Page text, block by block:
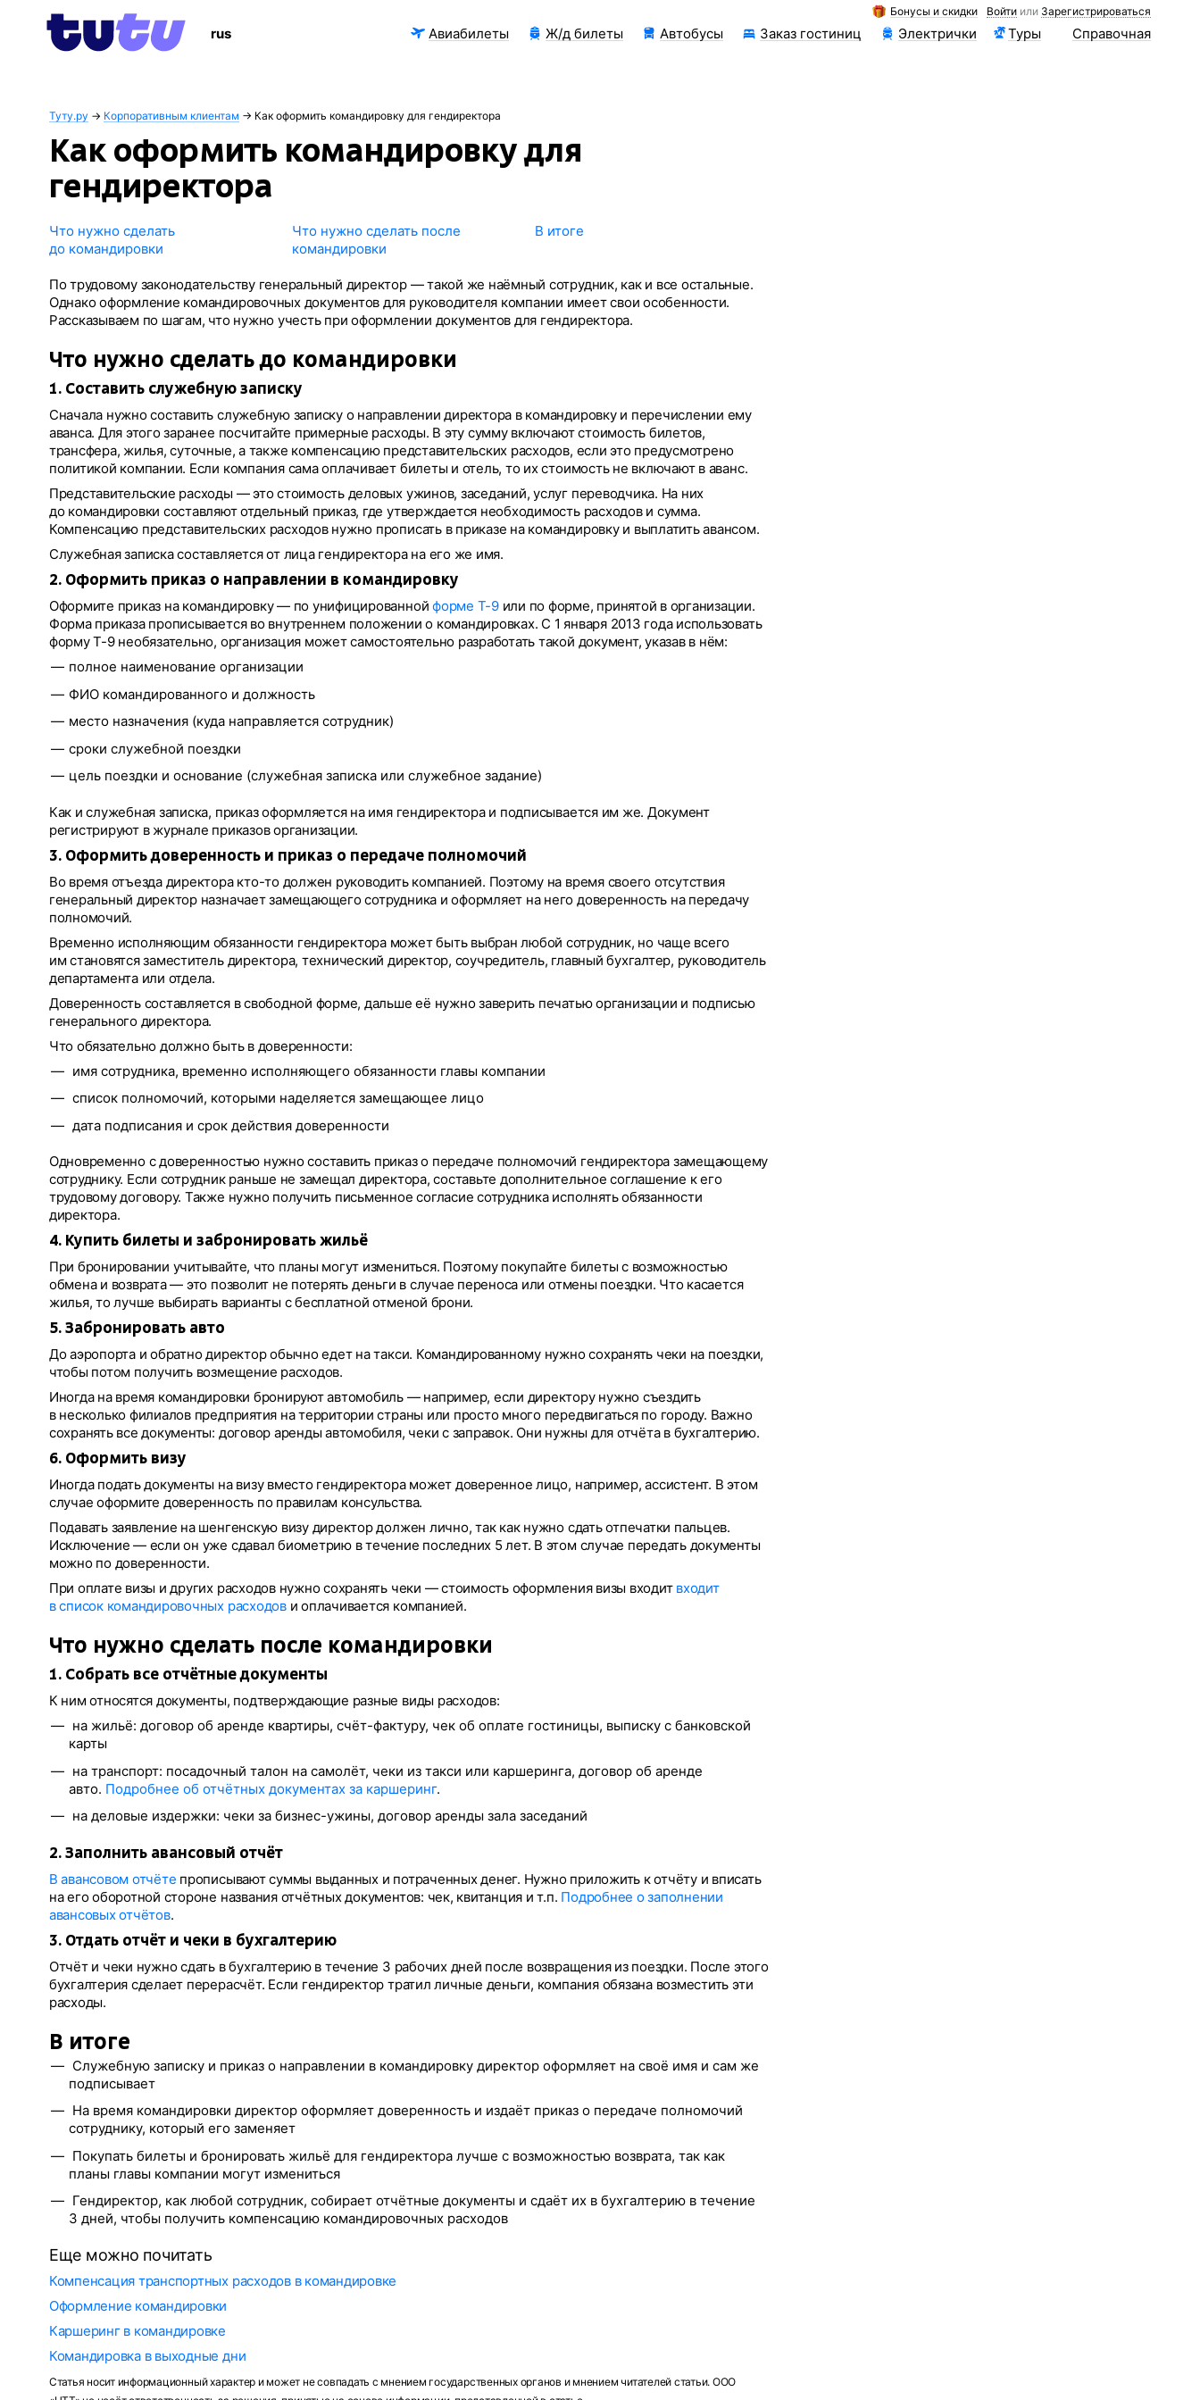
Войти или Зарегистрироваться
Бонусы и скидки
rus Авиабилеты Ж/д билеты Автобусы Заказ гостиниц Электрички Туры Справочная
Туту.ру → Корпоративным клиентам → Как оформить командировку для гендиректора
Как оформить командировку для
гендиректора
Что нужно сделать
до командировки
Что нужно сделать после
командировки
В итоге
По трудовому законодательству генеральный директор — такой же наёмный сотрудник, как и все остальные.
Однако оформление командировочных документов для руководителя компании имеет свои особенности.
Рассказываем по шагам, что нужно учесть при оформлении документов для гендиректора.
Что нужно сделать до командировки
1. Составить служебную записку
Сначала нужно составить служебную записку о направлении директора в командировку и перечислении ему
аванса. Для этого заранее посчитайте примерные расходы. В эту сумму включают стоимость билетов,
трансфера, жилья, суточные, а также компенсацию представительских расходов, если это предусмотрено
политикой компании. Если компания сама оплачивает билеты и отель, то их стоимость не включают в аванс.
Представительские расходы — это стоимость деловых ужинов, заседаний, услуг переводчика. На них
до командировки составляют отдельный приказ, где утверждается необходимость расходов и сумма.
Компенсацию представительских расходов нужно прописать в приказе на командировку и выплатить авансом.
Служебная записка составляется от лица гендиректора на его же имя.
2. Оформить приказ о направлении в командировку
Оформите приказ на командировку — по унифицированнойформе Т-9или по форме, принятой в организации.
Форма приказа прописывается во внутреннем положении о командировках. С 1 января 2013 года использовать
форму Т-9 необязательно, организация может самостоятельно разработать такой документ, указав в нём:
полное наименование организации
ФИО командированного и должность
место назначения (куда направляется сотрудник)
сроки служебной поездки
цель поездки и основание (служебная записка или служебное задание)
Как и служебная записка, приказ оформляется на имя гендиректора и подписывается им же. Документ
регистрируют в журнале приказов организации.
3. Оформить доверенность и приказ о передаче полномочий
Во время отъезда директора кто-то должен руководить компанией. Поэтому на время своего отсутствия
генеральный директор назначает замещающего сотрудника и оформляет на него доверенность на передачу
полномочий.
Временно исполняющим обязанности гендиректора может быть выбран любой сотрудник, но чаще всего
им становятся заместитель директора, технический директор, соучредитель, главный бухгалтер, руководитель
департамента или отдела.
Доверенность составляется в свободной форме, дальше её нужно заверить печатью организации и подписью
генерального директора.
Что обязательно должно быть в доверенности:
имя сотрудника, временно исполняющего обязанности главы компании
список полномочий, которыми наделяется замещающее лицо
дата подписания и срок действия доверенности
Одновременно с доверенностью нужно составить приказ о передаче полномочий гендиректора замещающему
сотруднику. Если сотрудник раньше не замещал директора, составьте дополнительное соглашение к его
трудовому договору. Также нужно получить письменное согласие сотрудника исполнять обязанности
директора.
4. Купить билеты и забронировать жильё
При бронировании учитывайте, что планы могут измениться. Поэтому покупайте билеты с возможностью
обмена и возврата — это позволит не потерять деньги в случае переноса или отмены поездки. Что касается
жилья, то лучше выбирать варианты с бесплатной отменой брони.
5. Забронировать авто
До аэропорта и обратно директор обычно едет на такси. Командированному нужно сохранять чеки на поездки,
чтобы потом получить возмещение расходов.
Иногда на время командировки бронируют автомобиль — например, если директору нужно съездить
в несколько филиалов предприятия на территории страны или просто много передвигаться по городу. Важно
сохранять все документы: договор аренды автомобиля, чеки с заправок. Они нужны для отчёта в бухгалтерию.
6. Оформить визу
Иногда подать документы на визу вместо гендиректора может доверенное лицо, например, ассистент. В этом
случае оформите доверенность по правилам консульства.
Подавать заявление на шенгенскую визу директор должен лично, так как нужно сдать отпечатки пальцев.
Исключение — если он уже сдавал биометрию в течение последних 5 лет. В этом случае передать документы
можно по доверенности.
При оплате визы и других расходов нужно сохранять чеки — стоимость оформления визы входит входит
в список командировочных расходови оплачивается компанией.
Что нужно сделать после командировки
1. Собрать все отчётные документы
К ним относятся документы, подтверждающие разные виды расходов:
на жильё: договор об аренде квартиры, счёт-фактуру, чек об оплате гостиницы, выписку с банковской
карты
на транспорт: посадочный талон на самолёт, чеки из такси или каршеринга, договор об аренде
авто. Подробнее об отчётных документах за каршеринг.
на деловые издержки: чеки за бизнес-ужины, договор аренды зала заседаний
2. Заполнить авансовый отчёт
В авансовом отчёте прописывают суммы выданных и потраченных денег. Нужно приложить к отчёту и вписать
на его оборотной стороне названия отчётных документов: чек, квитанция и т.п. Подробнее о заполнении
авансовых отчётов.
3. Отдать отчёт и чеки в бухгалтерию
Отчёт и чеки нужно сдать в бухгалтерию в течение 3 рабочих дней после возвращения из поездки. После этого
бухгалтерия сделает перерасчёт. Если гендиректор тратил личные деньги, компания обязана возместить эти
расходы.
В итоге
Служебную записку и приказ о направлении в командировку директор оформляет на своё имя и сам же
подписывает
На время командировки директор оформляет доверенность и издаёт приказ о передаче полномочий
сотруднику, который его заменяет
Покупать билеты и бронировать жильё для гендиректора лучше с возможностью возврата, так как
планы главы компании могут измениться
Гендиректор, как любой сотрудник, собирает отчётные документы и сдаёт их в бухгалтерию в течение
3 дней, чтобы получить компенсацию командировочных расходов
Еще можно почитать
Компенсация транспортных расходов в командировке
Оформление командировки
Каршеринг в командировке
Командировка в выходные дни
Статья носит информационный характер и может не совпадать с мнением государственных органов и мнением читателей статьи. ООО